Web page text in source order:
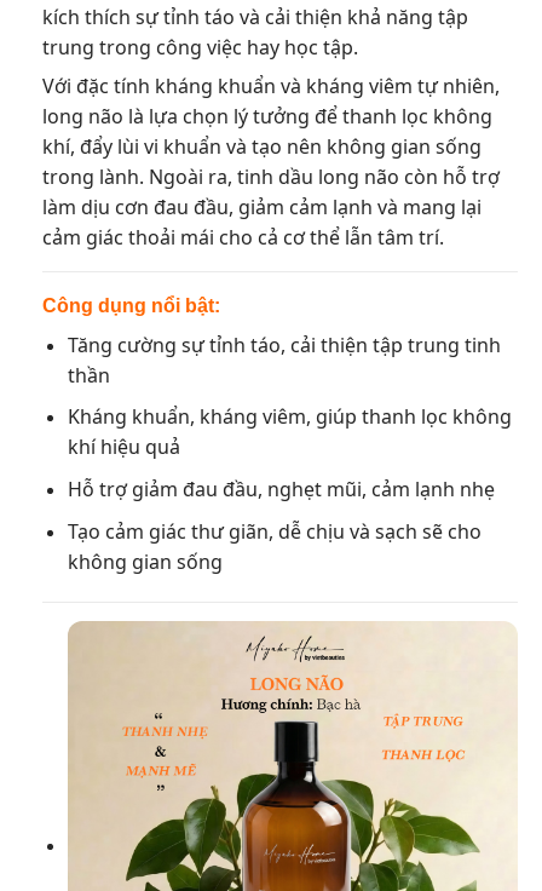
kích thích sự tỉnh táo và cải thiện khả năng tập
trung trong công việc hay học tập.
Với đặc tính kháng khuẩn và kháng viêm tự nhiên,
long não là lựa chọn lý tưởng để thanh lọc không
khí, đẩy lùi vi khuẩn và tạo nên không gian sống
trong lành. Ngoài ra, tinh dầu long não còn hỗ trợ
làm dịu cơn đau đầu, giảm cảm lạnh và mang lại
cảm giác thoải mái cho cả cơ thể lẫn tâm trí.
Công dụng nổi bật:
Tăng cường sự tỉnh táo, cải thiện tập trung tinh
thần
Kháng khuẩn, kháng viêm, giúp thanh lọc không
khí hiệu quả
Hỗ trợ giảm đau đầu, nghẹt mũi, cảm lạnh nhẹ
Tạo cảm giác thư giãn, dễ chịu và sạch sẽ cho
không gian sống